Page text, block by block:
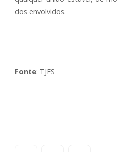
dos envolvidos.
Fonte: TJES